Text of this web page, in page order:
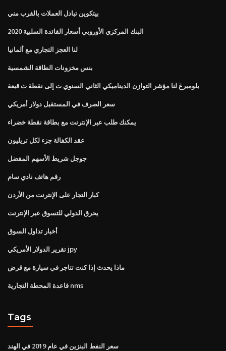
بيتكوين تبادل العملات بالقرب مني
البنك المركزي الأوروبي أسعار الفائدة السلبية 2020
لنا العجز التجاري مع ألمانيا
بنس مخزونات الطاقة الشمسية
بلومبرغ لنا مؤشر التوازن الديناميكي الثاني السنوي ث إلى نقطة ث قبعة
سعر الصرف في المستقبل دولار أمريكي
يمكنك طلب عبر الإنترنت مع بطاقة نقطة خضراء
عقد الكفالة جزء لكل تريليون
جوجل شريط الأسهم المفضل
رقم هاتف نادي سام
كبار التجار على الإنترنت من الأردن
يحرق الدولي للتسوق عبر الإنترنت
أخبار تداول السوق
تقرير الدولار الأمريكي jpy
ماذا يحدث إذا كنت تتاجر في سيارة مع قرض
قاعدة المحطة التجارية nms
Tags
سعر النفط البنزين في عام 2019 في الهند